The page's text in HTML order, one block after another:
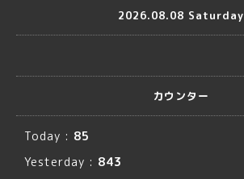
2026.08.08 Saturday
カウンター
Today : 85
Yesterday : 843